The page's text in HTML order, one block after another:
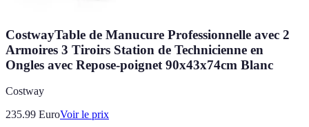
CostwayTable de Manucure Professionnelle avec 2
Armoires 3 Tiroirs Station de Technicienne en
Ongles avec Repose-poignet 90x43x74cm Blanc
Costway
235.99 EuroVoir le prix